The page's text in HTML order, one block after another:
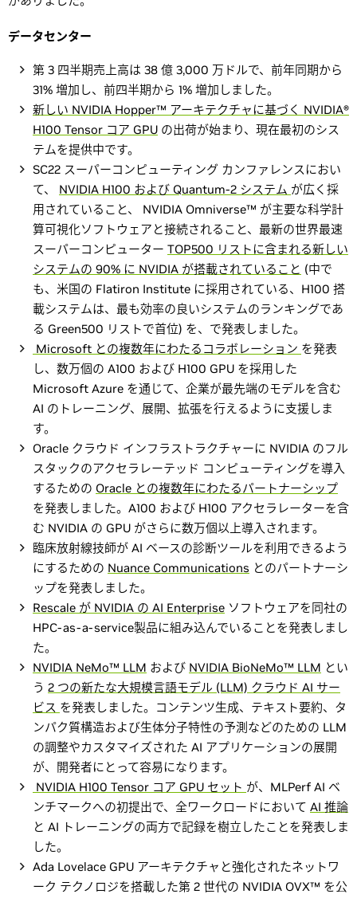
データセンター
第 3 四半期売上高は 38 億 3,000 万ドルで、前年同期から
31% 増加し、前四半期から 1% 増加しました。
新しい NVIDIA Hopper™ アーキテクチャに基づく NVIDIA®
H100 Tensor コア GPU の出荷が始まり、現在最初のシス
テムを提供中です。
SC22 スーパーコンピューティング カンファレンスにおい
て、 NVIDIA H100 および Quantum-2 システム が広く採
用されていること、 NVIDIA Omniverse™ が主要な科学計
算可視化ソフトウェアと接続されること、最新の世界最速
スーパーコンピューター TOP500 リストに含まれる新しい
システムの 90% に NVIDIA が搭載されていること (中で
も、米国の Flatiron Institute に採用されている、H100 搭
載システムは、最も効率の良いシステムのランキングであ
る Green500 リストで首位) を、で発表しました。
Microsoft との複数年にわたるコラボレーション を発表
し、数万個の A100 および H100 GPU を採用した
Microsoft Azure を通じて、企業が最先端のモデルを含む
AI のトレーニング、展開、拡張を行えるように支援しま
す。
Oracle クラウド インフラストラクチャーに NVIDIA のフル
スタックのアクセラレーテッド コンピューティングを導入
するための Oracle との複数年にわたるパートナーシップ
を発表しました。A100 および H100 アクセラレーターを含
む NVIDIA の GPU がさらに数万個以上導入されます。
臨床放射線技師が AI ベースの診断ツールを利用できるよう
にするための Nuance Communications とのパートナーシ
ップを発表しました。
Rescale が NVIDIA の AI Enterprise ソフトウェアを同社の
HPC-as-a-service製品に組み込んでいることを発表しまし
た。
NVIDIA NeMo™ LLM および NVIDIA BioNeMo™ LLM とい
う 2 つの新たな大規模言語モデル (LLM) クラウド AI サー
ビス を発表しました。コンテンツ生成、テキスト要約、タ
ンパク質構造および生体分子特性の予測などのための LLM
の調整やカスタマイズされた AI アプリケーションの展開
が、開発者にとって容易になります。
NVIDIA H100 Tensor コア GPU セット が、MLPerf AI ベ
ンチマークへの初提出で、全ワークロードにおいて AI 推論
と AI トレーニングの両方で記録を樹立したことを発表しま
した。
Ada Lovelace GPU アーキテクチャと強化されたネットワ
ーク テクノロジを搭載した第 2 世代の NVIDIA OVX™ を公